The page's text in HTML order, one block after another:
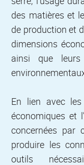
des matières et
de production et
dimensions
ainsi que
En lien avec
économiques et
concernées par
produire les
outils